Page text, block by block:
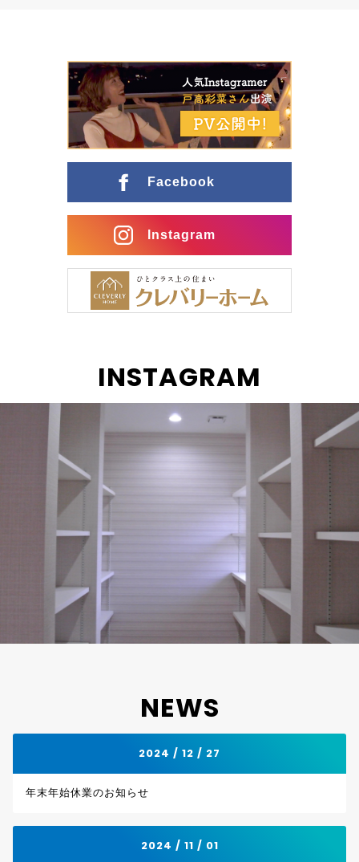
一列分多い仕様になっています ダイニング スタイリ
ッシュなキッチンから見えるダイニングにはＷ2600の
壁面収納があり 洗練された3枚引き違いの内装建具が
空間をひきしめてくれます インナーガレージ 家族の
趣味のバイクは専用のインナーガレージを設け、リビ
ングとの行き来がスムーズな間取りに インナーガレー
ジ […]
Facebook
Instagram
INSTAGRAM
NEWS
2024 / 12 / 27
年末年始休業のお知らせ
2024 / 11 / 01